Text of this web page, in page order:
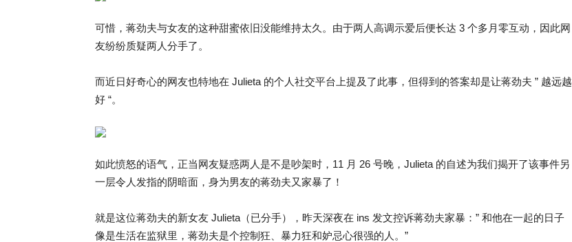
可惜，蒋劲夫与女友的这种甜蜜依旧没能维持太久。由于两人高调示爱后便长达 3 个多月零互动，因此网
友纷纷质疑两人分手了。
而近日好奇心的网友也特地在 Julieta 的个人社交平台上提及了此事，但得到的答案却是让蒋劲夫 ” 越远越
好 “。
如此愤怒的语气，正当网友疑惑两人是不是吵架时，11 月 26 号晚，Julieta 的自述为我们揭开了该事件另
一层令人发指的阴暗面，身为男友的蒋劲夫又家暴了！
就是这位蒋劲夫的新女友 Julieta（已分手），昨天深夜在 ins 发文控诉蒋劲夫家暴：” 和他在一起的日子
像是生活在监狱里，蒋劲夫是个控制狂、暴力狂和妒忌心很强的人。”